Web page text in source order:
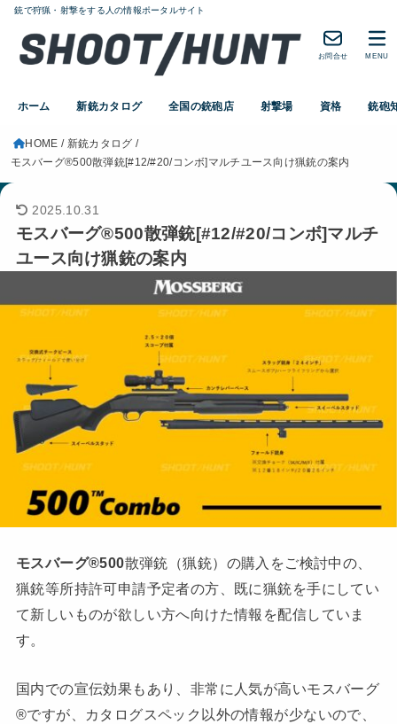
銃で狩猟・射撃をする人の情報ポータルサイト
ホーム 新銃カタログ 全国の銃砲店 射撃場 資格 銃砲
お問合せ MENU
HOME
新銃カタログ
モスバーグ®500散弾銃[#12/#20/コンボ]マルチユース向け猟銃の案内
2025.10.31
モスバーグ®500散弾銃[#12/#20/コンボ]マルチ
ユース向け猟銃の案内
モスバーグ®500散弾銃（猟銃）の購入をご検討中の、
猟銃等所持許可申請予定者の方、既に猟銃を手にしてい
て新しいものが欲しい方へ向けた情報を配信していま
す。
国内での宣伝効果もあり、非常に人気が高いモスバーグ
®ですが、カタログスペック以外の情報が少ないので、